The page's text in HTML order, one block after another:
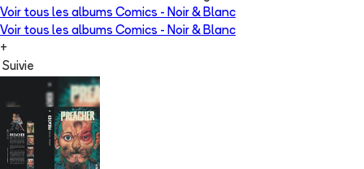
Voir tous les albums Comics - Noir & Blanc
Voir tous les albums Comics - Noir & Blanc
+
Suivie